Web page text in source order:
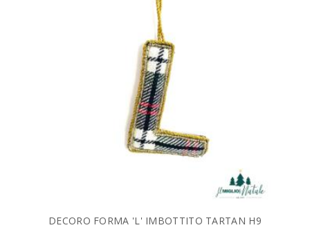
DECORO FORMA 'L' IMBOTTITO TARTAN H9